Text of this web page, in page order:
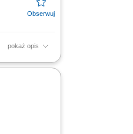
pokaż opis